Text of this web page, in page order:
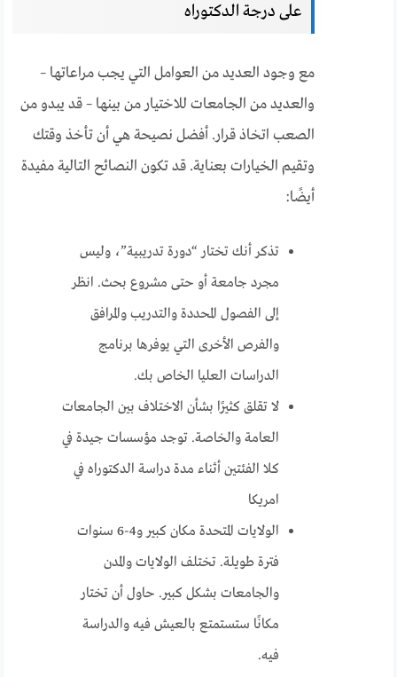
على درجة الدكتوراه
مع وجود العديد من العوامل التي يجب مراعاتها –
والعديد من الجامعات للاختيار من بينها – قد يبدو من
الصعب اتخاذ قرار. أفضل نصيحة هي أن تأخذ وقتك
وتقيم الخيارات بعناية. قد تكون النصائح التالية مفيدة
أيضًا:
تذكر أنك تختار “دورة تدريبية”، وليس
مجرد جامعة أو حتى مشروع بحث. انظر
إلى الفصول المحددة والتدريب والمرافق
والفرص الأخرى التي يوفرها برنامج
الدراسات العليا الخاص بك.
لا تقلق كثيرًا بشأن الاختلاف بين الجامعات
العامة والخاصة. توجد مؤسسات جيدة في
كلا الفئتين أثناء مدة دراسة الدكتوراه في
امريكا
الولايات المتحدة مكان كبير و4-6 سنوات
فترة طويلة. تختلف الولايات والمدن
والجامعات بشكل كبير. حاول أن تختار
مكانًا ستستمتع بالعيش فيه والدراسة
فيه.